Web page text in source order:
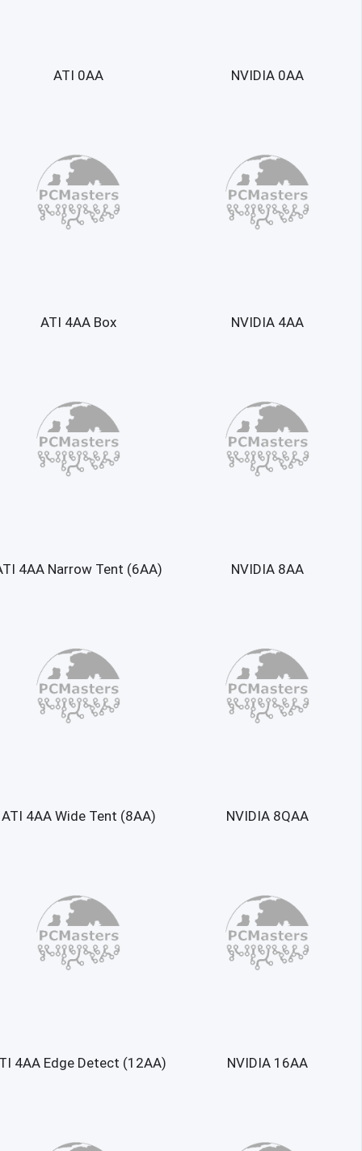
ATI 0AA NVIDIA 0AA
ATI 4AA Box NVIDIA 4AA
4AA Narrow Tent (6AA) NVIDIA 8AA
ATI 4AA Wide Tent (8AA) NVIDIA 8QAA
4AA Edge Detect (12AA) NVIDIA 16AA